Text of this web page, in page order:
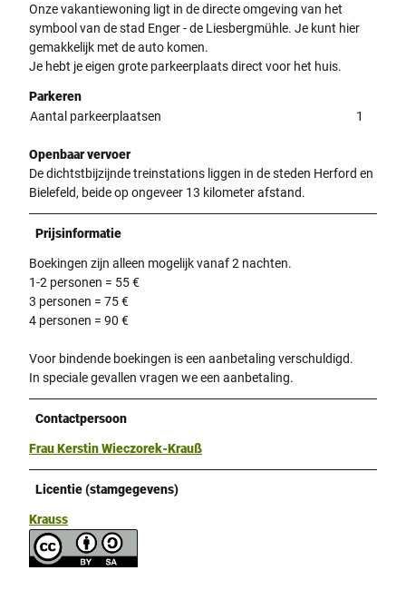
Onze vakantiewoning ligt in de directe omgeving van het
symbool van de stad Enger - de Liesbergmühle. Je kunt hier
gemakkelijk met de auto komen.
Je hebt je eigen grote parkeerplaats direct voor het huis.
Parkeren
Aantal parkeerplaatsen
1
Openbaar vervoer
De dichtstbijzijnde treinstations liggen in de steden Herford en
Bielefeld, beide op ongeveer 13 kilometer afstand.
Prijsinformatie
Boekingen zijn alleen mogelijk vanaf 2 nachten.
1-2 personen = 55 €
3 personen = 75 €
4 personen = 90 €
Voor bindende boekingen is een aanbetaling verschuldigd.
In speciale gevallen vragen we een aanbetaling.
Contactpersoon
Frau Kerstin Wieczorek-Krauß
Licentie (stamgegevens)
Krauss